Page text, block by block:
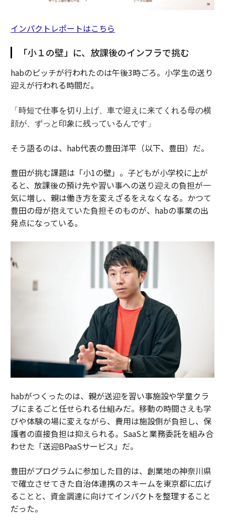
インパクトレポートはこちら
「小１の壁」に、放課後のインフラで挑む
habのピッチが行われたのは午後3時ごろ。小学生の送り
迎えが行われる時間だ。
「時短で仕事を切り上げ、車で迎えに来てくれる母の横
顔が、ずっと印象に残っているんです」
そう語るのは、hab代表の豊田洋平（以下、豊田）だ。
豊田が挑む課題は「小1の壁」。子どもが小学校に上が
ると、放課後の預け先や習い事への送り迎えの負担が一
気に増し、親は働き方を変えざるをえなくなる。かつて
豊田の母が抱えていた負担そのものが、habの事業の出
発点になっている。
habがつくったのは、親が送迎を習い事施設や学童クラ
ブにまるごと任せられる仕組みだ。移動の時間さえも学
びや体験の場に変えながら、費用は施設側が負担し、保
護者の直接負担は抑えられる。SaaSと業務委託を組み合
わせた「送迎BPaaSサービス」だ。
豊田がプログラムに参加した目的は、創業地の神奈川県
で確立させてきた自治体連携のスキームを東京都に広げ
ることと、資金調達に向けてインパクトを整理すること
だった。